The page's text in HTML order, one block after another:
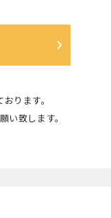
にかかるデータ，及
生年月日，住所，電
ジットカード番号，
）
ります。
い致します。